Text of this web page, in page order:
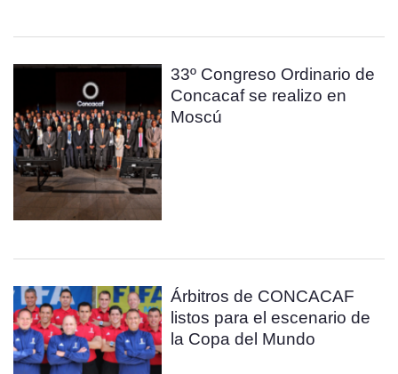
33º Congreso Ordinario de
Concacaf se realizo en
Moscú
Árbitros de CONCACAF
listos para el escenario de
la Copa del Mundo